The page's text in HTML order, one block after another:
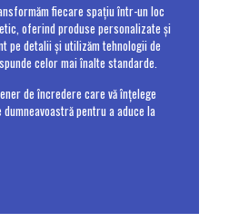
fiecare spațiu într-un loc
oferind produse personalizate și
pe detalii și utilizăm tehnologii de
celor mai înalte standarde.
de încredere care vă înțelege
pentru a aduce la